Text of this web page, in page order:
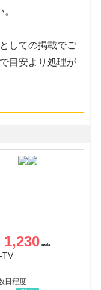
しての掲載でご
目安より処理が
1,230
TV
日程度